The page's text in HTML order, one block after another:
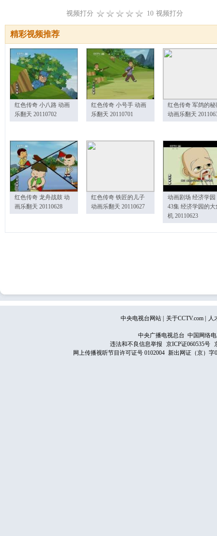
视频打分 10 视频打分
精彩视频推荐
红色传奇 小八路 动画
乐翻天 20110702
红色传奇 小号手 动画
乐翻天 20110701
红色传奇 军鸽的秘
动画乐翻天
红色传奇 龙舟战鼓 动
画乐翻天 20110628
红色传奇 铁匠的儿子
动画乐翻天 20110627
动画剧场 经济学园
43集 经济学园的大
机 20110623
中央电视台网站 关于CCTV.com 人
中央广播电视总台 中国网络
违法和不良信息举报
京ICP证060535号
网上传播视听节目许可证号 0102004 新出网证（京）